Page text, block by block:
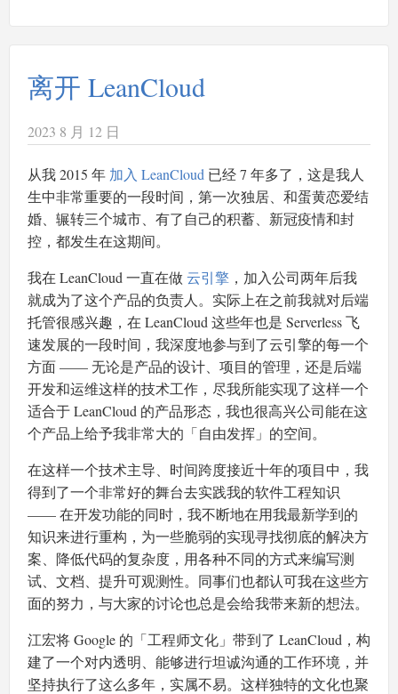
离开 LeanCloud
2023 8 月 12 日
从我 2015 年 加入 LeanCloud 已经 7 年多了，这是我人
生中非常重要的一段时间，第一次独居、和蛋黄恋爱结
婚、辗转三个城市、有了自己的积蓄、新冠疫情和封
控，都发生在这期间。
我在 LeanCloud 一直在做云引擎 ，加入公司两年后我
就成为了这个产品的负责人。实际上在之前我就对后端
托管很感兴趣，在 LeanCloud 这些年也是 Serverless 飞
速发展的一段时间，我深度地参与到了云引擎的每一个
方面 —— 无论是产品的设计、项目的管理，还是后端
开发和运维这样的技术工作，尽我所能实现了这样一个
适合于 LeanCloud 的产品形态，我也很高兴公司能在这
个产品上给予我非常大的「自由发挥」的空间。
在这样一个技术主导、时间跨度接近十年的项目中，我
得到了一个非常好的舞台去实践我的软件工程知识
—— 在开发功能的同时，我不断地在用我最新学到的
知识来进行重构，为一些脆弱的实现寻找彻底的解决方
案、降低代码的复杂度，用各种不同的方式来编写测
试、文档、提升可观测性。同事们也都认可我在这些方
面的努力，与大家的讨论也总是会给我带来新的想法。
江宏将 Google 的「工程师文化」带到了 LeanCloud，构
建了一个对内透明、能够进行坦诚沟通的工作环境，并
坚持执行了这么多年，实属不易。这样独特的文化也聚